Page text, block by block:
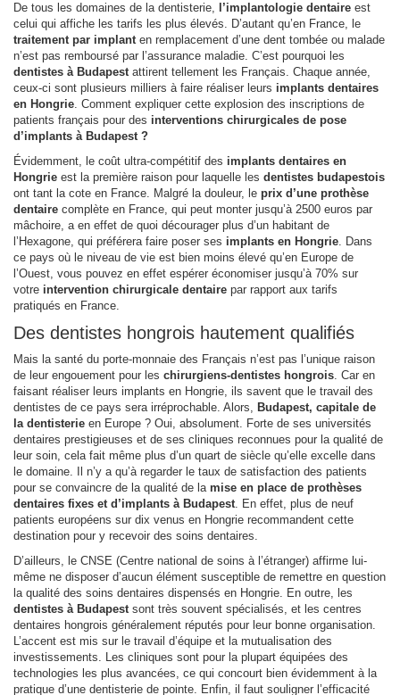
De tous les domaines de la dentisterie, l’implantologie dentaire est
celui qui affiche les tarifs les plus élevés. D’autant qu’en France, le
traitement par implanten remplacement d’une dent tombée ou malade
n’est pas remboursé par l’assurance maladie. C’est pourquoi les
dentistes à Budapestattirent tellement les Français. Chaque année,
ceux-ci sont plusieurs milliers à faire réaliser leurs implants dentaires
en Hongrie. Comment expliquer cette explosion des inscriptions de
patients français pour des interventions chirurgicales de pose
d’implants à Budapest ?
Évidemment, le coût ultra-compétitif des implants dentaires en
Hongrie est la première raison pour laquelle les dentistes budapestois
ont tant la cote en France. Malgré la douleur, le prix d’une prothèse
dentaire complète en France, qui peut monter jusqu’à 2500 euros par
mâchoire, a en effet de quoi décourager plus d’un habitant de
l’Hexagone, qui préférera faire poser ses implants en Hongrie. Dans
ce pays où le niveau de vie est bien moins élevé qu’en Europe de
l’Ouest, vous pouvez en effet espérer économiser jusqu’à 70% sur
votre intervention chirurgicale dentaire par rapport aux tarifs
pratiqués en France.
Des dentistes hongrois hautement qualifiés
Mais la santé du porte-monnaie des Français n’est pas l’unique raison
de leur engouement pour les chirurgiens-dentistes hongrois. Car en
faisant réaliser leurs implants en Hongrie, ils savent que le travail des
dentistes de ce pays sera irréprochable. Alors, Budapest, capitale de
la dentisterie en Europe ? Oui, absolument. Forte de ses universités
dentaires prestigieuses et de ses cliniques reconnues pour la qualité de
leur soin, cela fait même plus d’un quart de siècle qu’elle excelle dans
le domaine. Il n’y a qu’à regarder le taux de satisfaction des patients
pour se convaincre de la qualité de la mise en place de prothèses
dentaires fixes et d’implants à Budapest. En effet, plus de neuf
patients européens sur dix venus en Hongrie recommandent cette
destination pour y recevoir des soins dentaires.
D’ailleurs, le CNSE (Centre national de soins à l’étranger) affirme lui-
même ne disposer d’aucun élément susceptible de remettre en question
la qualité des soins dentaires dispensés en Hongrie. En outre, les
dentistes à Budapestsont très souvent spécialisés, et les centres
dentaires hongrois généralement réputés pour leur bonne organisation.
L’accent est mis sur le travail d’équipe et la mutualisation des
investissements. Les cliniques sont pour la plupart équipées des
technologies les plus avancées, ce qui concourt bien évidemment à la
pratique d’une dentisterie de pointe. Enfin, il faut souligner l’efficacité